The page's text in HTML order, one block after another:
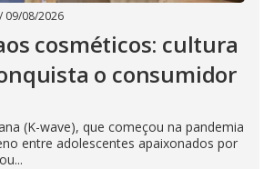
/ 09/08/2026
cosméticos: cultura
o consumidor
(K-wave), que começou na pandemia
entre adolescentes apaixonados por